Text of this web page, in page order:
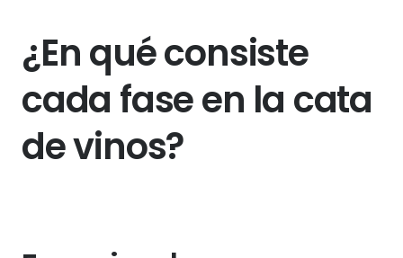
¿En qué consiste
cada fase en la cata
de vinos?